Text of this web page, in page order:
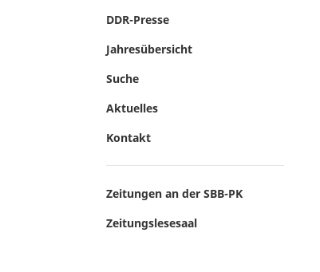
DDR-Presse
Jahresübersicht
Suche
Aktuelles
Kontakt
Zeitungen an der SBB-PK
Zeitungslesesaal